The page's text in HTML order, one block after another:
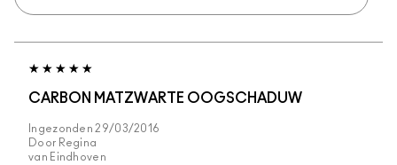
CARBON MATZWARTE OOGSCHADUW
Ingezonden 29/03/2016
Door Regina
van Eindhoven